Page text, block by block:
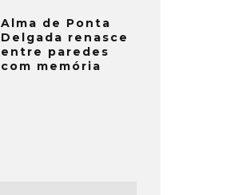
Alma de Ponta
Delgada renasce
entre paredes
com memória